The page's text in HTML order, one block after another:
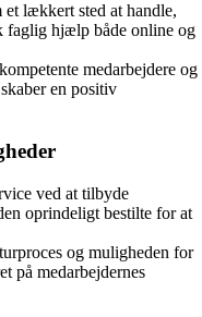
lækkert sted at handle,
faglig hjælp både online og
medarbejdere og
en positiv
ved at tilbyde
oprindeligt bestilte for at
og muligheden for
på medarbejdernes